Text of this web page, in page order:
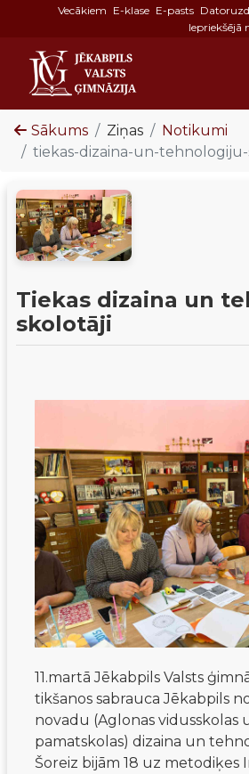
Vecākiem E-klase E-pasts
Iepriekšējā
Sākums Ziņas
Notikumi
tiekas-dizaina-un-
Tiekas dizaina un
skolotāji
11.martā Jēkabpils Valsts
tikšanos sabrauca Jēkabpils
novadu (Aglonas vidusskolas
pamatskolas) dizaina un
Šoreiz bijām 18 uz metodiķes